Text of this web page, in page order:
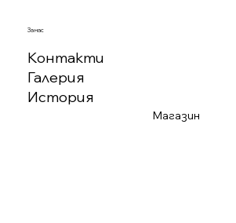
За нас
Контакти
Галерия
История
Магазин